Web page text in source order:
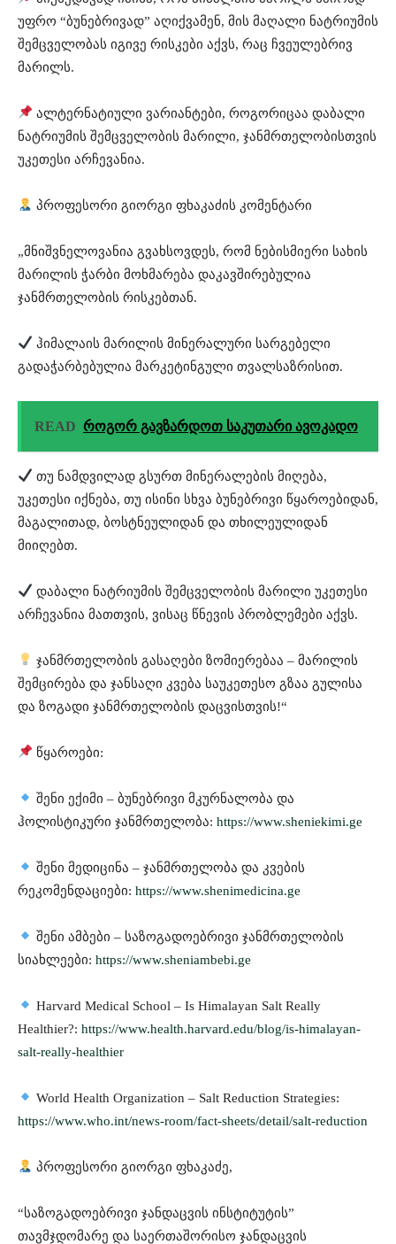
უფრო “ბუნებრივად” აღიქვამენ, მის მაღალი ნატრიუმის
შემცველობას იგივე რისკები აქვს, რაც ჩვეულებრივ
მარილს.
ალტერნატიული ვარიანტები, როგორიცაა დაბალი
ნატრიუმის შემცველობის მარილი, ჯანმრთელობისთვის
უკეთესი არჩევანია.
პროფესორი გიორგი ფხაკაძის კომენტარი
„მნიშვნელოვანია გვახსოვდეს, რომ ნებისმიერი სახის
მარილის ჭარბი მოხმარება დაკავშირებულია
ჯანმრთელობის რისკებთან.
ჰიმალაის მარილის მინერალური სარგებელი
გადაჭარბებულია მარკეტინგული თვალსაზრისით.
READ როგორ გავზარდოთ საკუთარი ავოკადო
თუ ნამდვილად გსურთ მინერალების მიღება,
უკეთესი იქნება, თუ ისინი სხვა ბუნებრივი წყაროებიდან,
მაგალითად, ბოსტნეულიდან და თხილეულიდან
მიიღებთ.
დაბალი ნატრიუმის შემცველობის მარილი უკეთესი
არჩევანია მათთვის, ვისაც წნევის პრობლემები აქვს.
ჯანმრთელობის გასაღები ზომიერებაა – მარილის
შემცირება და ჯანსაღი კვება საუკეთესო გზაა გულისა
და ზოგადი ჯანმრთელობის დაცვისთვის!“
წყაროები:
შენი ექიმი – ბუნებრივი მკურნალობა და
ჰოლისტიკური ჯანმრთელობა: https://www.sheniekimi.ge
შენი მედიცინა – ჯანმრთელობა და კვების
რეკომენდაციები: https://www.shenimedicina.ge
შენი ამბები – საზოგადოებრივი ჯანმრთელობის
სიახლეები: https://www.sheniambebi.ge
Harvard Medical School – Is Himalayan Salt Really
Healthier?: https://www.health.harvard.edu/blog/is-himalayan-
salt-really-healthier
World Health Organization – Salt Reduction Strategies:
https://www.who.int/news-room/fact-sheets/detail/salt-reduction
პროფესორი გიორგი ფხაკაძე,
“საზოგადოებრივი ჯანდაცვის ინსტიტუტის”
თავმჯდომარე და საერთაშორისო ჯანდაცვის